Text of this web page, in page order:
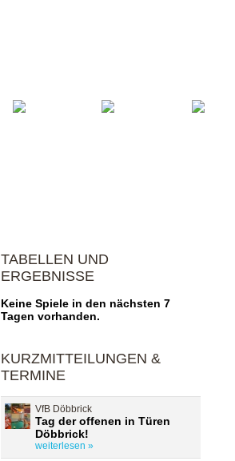
TABELLEN UND
ERGEBNISSE
Keine Spiele in den nächsten 7
Tagen vorhanden.
KURZMITTEILUNGEN &
TERMINE
VfB Döbbrick
Tag der offenen in Türen
Döbbrick!
weiterlesen »